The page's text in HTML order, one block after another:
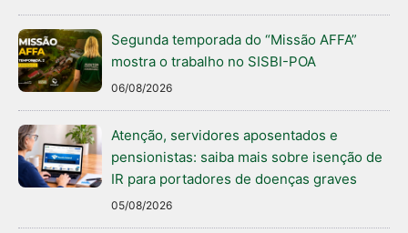
Segunda temporada do “Missão AFFA”
mostra o trabalho no SISBI-POA
06/08/2026
Atenção, servidores aposentados e
pensionistas: saiba mais sobre isenção de
IR para portadores de doenças graves
05/08/2026